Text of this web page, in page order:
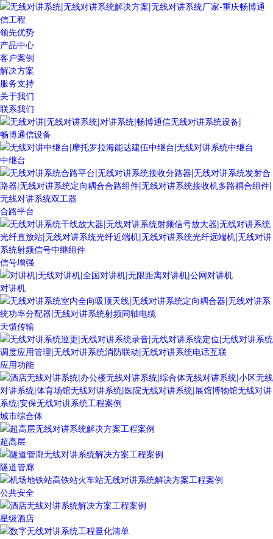
领先优势
产品中心
客户案例
解决方案
服务支持
关于我们
联系我们
畅博通信设备
中继台
合路平台
信号增强
对讲机
天馈传输
应用功能
城市综合体
超高层
隧道管廊
公共安全
星级酒店